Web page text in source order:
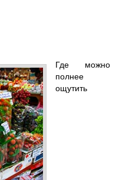
Где можно
полнее
ощутить